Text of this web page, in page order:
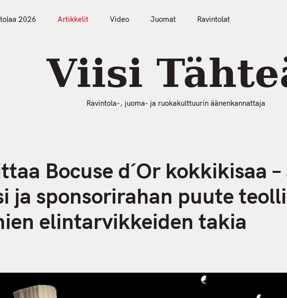
2026 Artikkelit Video Juomat Ravintolat
Viisi
Ravintola-, juoma- ja ruokakulttuurin äänenkannattaja
Bocuse d´Or kokkikisaa
ja sponsorirahan puute
elintarvikkeiden takia